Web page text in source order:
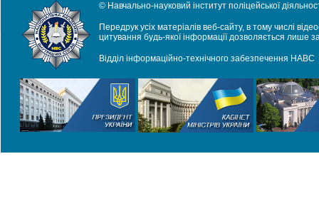
© Навчально-науковий інститут поліцейської
Передрук усіх матеріалів веб-сайту, в тому числі
цитування будь-якої інформації дозволяється лише
Відділ інформаційно-технічного забезпечення НАВС